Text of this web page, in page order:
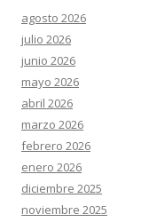
agosto 2026
julio 2026
junio 2026
mayo 2026
abril 2026
marzo 2026
febrero 2026
enero 2026
diciembre 2025
noviembre 2025